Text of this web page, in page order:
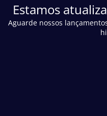
Estamos
Aguarde nossos